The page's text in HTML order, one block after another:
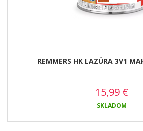
REMMERS HK LAZÚRA 3V1
15,99 €
SKLADOM